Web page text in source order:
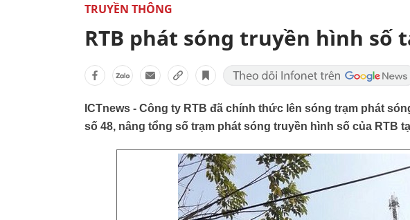
TRUYỀN THÔNG
RTB phát sóng truyền hình số
ICTnews - Công ty RTB đã chính thức lên sóng trạm phát
số 48, nâng tổng số trạm phát sóng truyền hình số của RTB